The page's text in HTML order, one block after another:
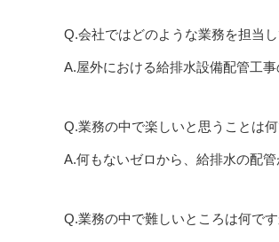
Q.会社ではどのような業務を担当
A.屋外における給排水設備配管工事
Q.業務の中で楽しいと思うことは何
A.何もないゼロから、給排水の配
Q.業務の中で難しいところは何です